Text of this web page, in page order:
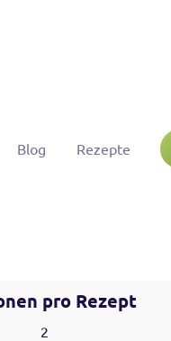
Blog Rezepte
pro Rezept
2